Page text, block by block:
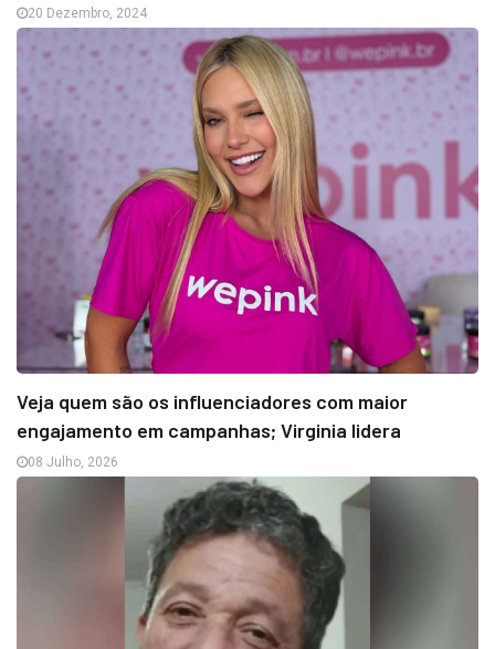
20 Dezembro, 2024
Veja quem são os influenciadores com maior
engajamento em campanhas; Virginia lidera
08 Julho, 2026